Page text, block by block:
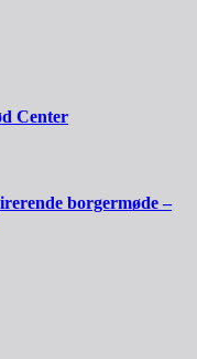
Center
borgermøde –